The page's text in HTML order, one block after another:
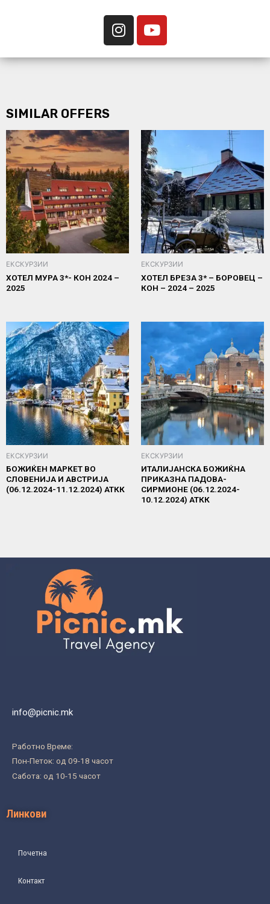
SIMILAR OFFERS
ЕКСКУРЗИИ
ХОТЕЛ МУРА 3*- КОН 2024 –
2025
ЕКСКУРЗИИ
ХОТЕЛ БРЕЗА 3* – БОРОВЕЦ –
КОН – 2024 – 2025
ЕКСКУРЗИИ
БОЖИЌЕН МАРКЕТ ВО
СЛОВЕНИЈА И АВСТРИЈА
(06.12.2024-11.12.2024) АТКК
ЕКСКУРЗИИ
ИТАЛИЈАНСКА БОЖИЌНА
ПРИКАЗНА ПАДОВА-
СИРМИОНЕ (06.12.2024-
10.12.2024) АТКК
info@picnic.mk
Работно Време:
Пон-Петок: од 09-18 часот
Сабота: од 10-15 часот
Линкови
Почетна
Контакт